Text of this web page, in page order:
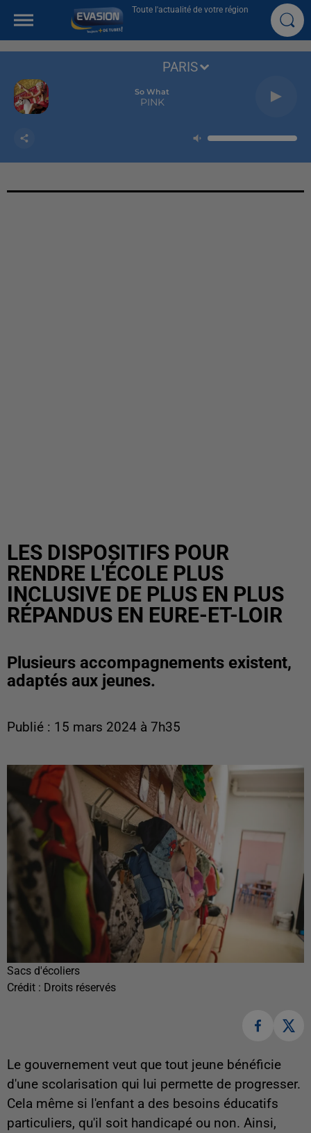
Toute l'actualité de votre région
So What
PINK
PARIS
LES DISPOSITIFS POUR
RENDRE L'ÉCOLE PLUS
INCLUSIVE DE PLUS EN PLUS
RÉPANDUS EN EURE-ET-LOIR
Plusieurs accompagnements existent,
adaptés aux jeunes.
Publié : 15 mars 2024 à 7h35
Sacs d'écoliers
Crédit : Droits réservés
Le gouvernement veut que tout jeune bénéficie
d'une scolarisation qui lui permette de progresser.
Cela même si l'enfant a des besoins éducatifs
particuliers, qu'il soit handicapé ou non. Ainsi,